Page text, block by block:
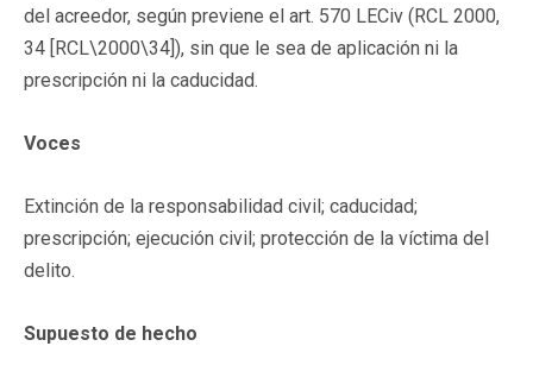
del acreedor, según previene el art. 570 LECiv (RCL 2000,
34 [RCL\2000\34]), sin que le sea de aplicación ni la
prescripción ni la caducidad.
Voces
Extinción de la responsabilidad civil; caducidad;
prescripción; ejecución civil; protección de la víctima del
delito.
Supuesto de hecho